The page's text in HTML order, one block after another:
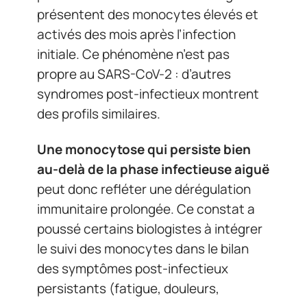
présentent des monocytes élevés et
activés des mois après l’infection
initiale. Ce phénomène n’est pas
propre au SARS-CoV-2 : d’autres
syndromes post-infectieux montrent
des profils similaires.
Une monocytose qui persiste bien
au-delà de la phase infectieuse aiguë
peut donc refléter une dérégulation
immunitaire prolongée. Ce constat a
poussé certains biologistes à intégrer
le suivi des monocytes dans le bilan
des symptômes post-infectieux
persistants (fatigue, douleurs,